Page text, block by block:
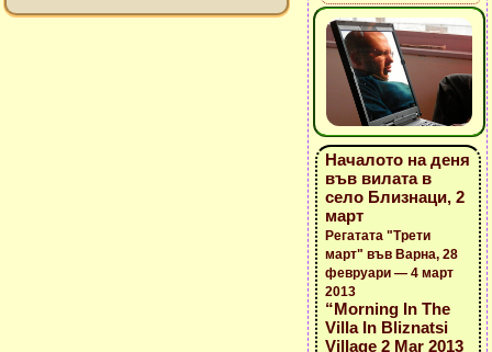
Началото на деня
във вилата в
село Близнаци, 2
март
Регатата "Трети
март" във Варна, 28
февруари — 4 март
2013
“Morning In The
Villa In Bliznatsi
Village 2 Mar 2013